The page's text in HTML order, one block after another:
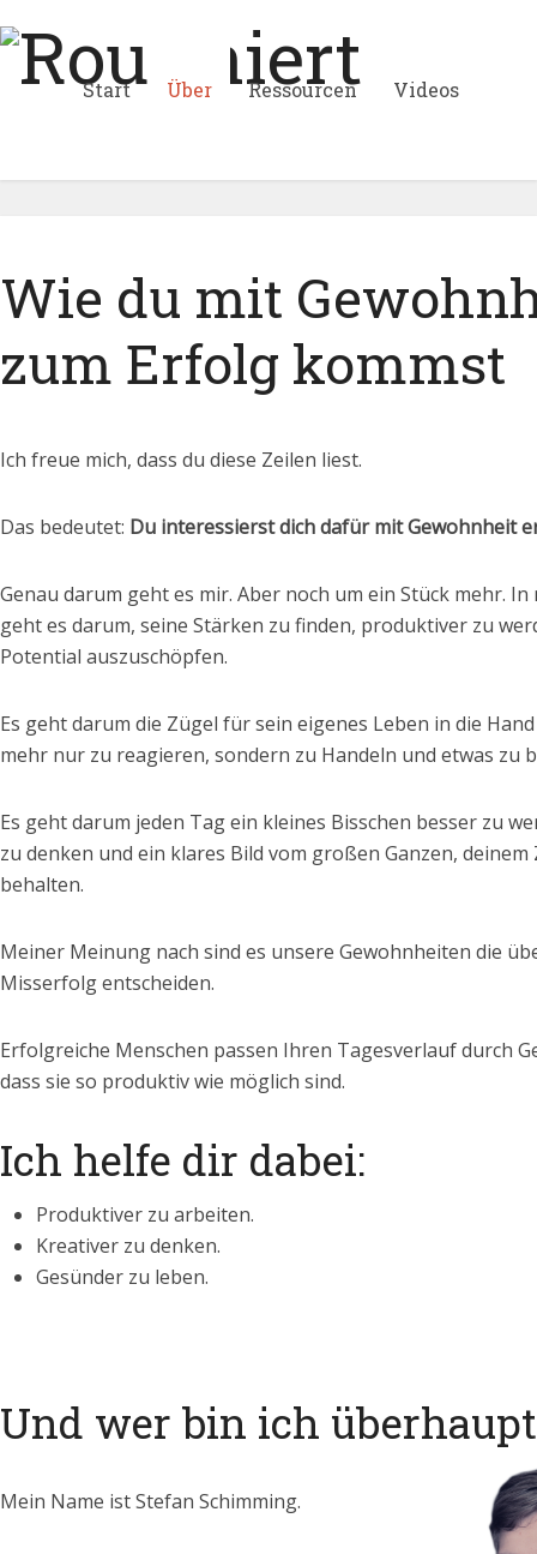
Start Über Ressourcen Videos
Wie du mit
zum Erfolg kommst
Ich freue mich, dass du diese Zeilen liest.
Das bedeutet: Du interessierst dich dafür mit Gewohnheit
Genau darum geht es mir. Aber noch um ein Stück mehr.
geht es darum, seine Stärken zu finden, produktiver zu
Potential auszuschöpfen.
Es geht darum die Zügel für sein eigenes Leben in die
mehr nur zu reagieren, sondern zu Handeln und etwas zu
Es geht darum jeden Tag ein kleines Bisschen besser zu
zu denken und ein klares Bild vom großen Ganzen, deinem
behalten.
Meiner Meinung nach sind es unsere Gewohnheiten die
Misserfolg entscheiden.
Erfolgreiche Menschen passen Ihren Tagesverlauf durch
dass sie so produktiv wie möglich sind.
Ich helfe dir dabei:
Produktiver zu arbeiten.
Kreativer zu denken.
Gesünder zu leben.
Und wer bin ich
Mein Name ist Stefan Schimming.